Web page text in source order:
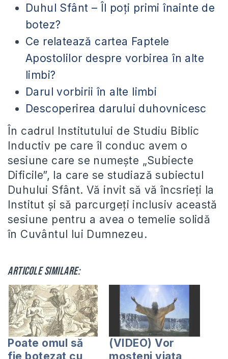
Duhul Sfânt – Îl poți primi înainte de
botez?
Ce relatează cartea Faptele
Apostolilor despre vorbirea în alte
limbi?
Darul vorbirii în alte limbi
Descoperirea darului duhovnicesc
În cadrul Institutului de Studiu Biblic
Inductiv pe care îl conduc avem o
sesiune care se numește „Subiecte
Dificile”, la care se studiază subiectul
Duhului Sfânt. Vă invit să vă încsrieți la
Institut și să parcurgeți inclusiv această
sesiune pentru a avea o temelie solidă
în Cuvântul lui Dumnezeu.
Articole similare:
Poate omul să
fie botezat cu
(VIDEO) Vor
moșteni viața